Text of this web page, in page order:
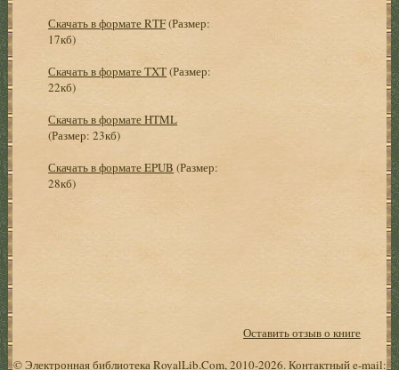
Скачать в формате RTF(Размер:
17кб)
Скачать в формате TXT(Размер:
22кб)
Скачать в формате HTML
(Размер: 23кб)
Скачать в формате EPUB (Размер:
28кб)
Оставить отзыв о книге
© Электронная библиотека RoyalLib.Com, 2010-2026. Контактный e-mail: